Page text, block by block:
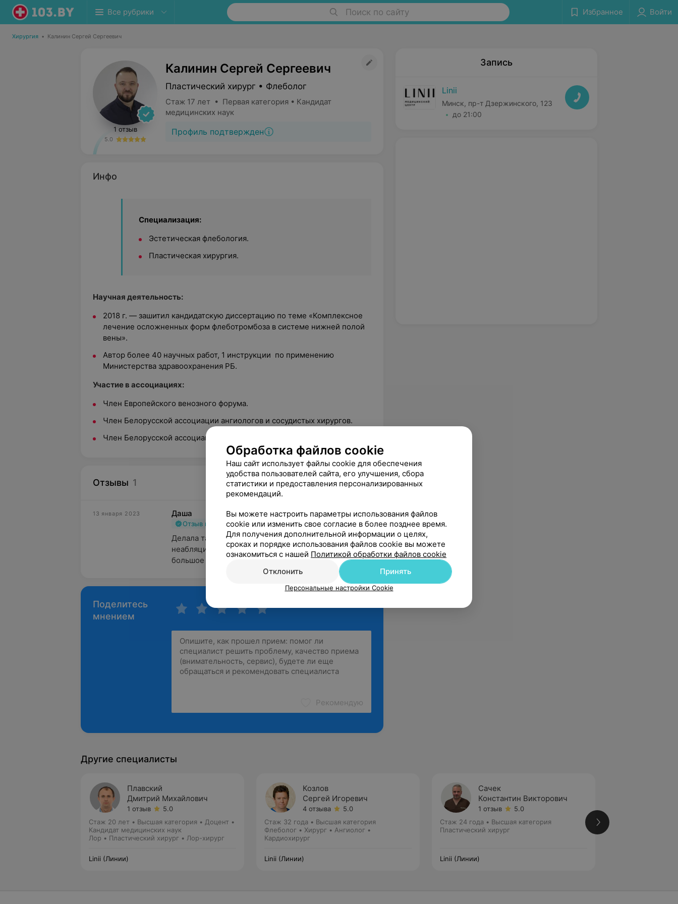
Все рубрики Поиск по сайту Избранное Войти
Хирургия • Калинин Сергей Сергеевич
1 отзыв
5.0
Калинин Сергей Сергеевич
Пластический хирург • Флеболог
Стаж 17 лет • Первая категория • Кандидат
медицинских наук
Профиль подтвержден
Инфо
Специализация:
Эстетическая флебология.
Пластическая хирургия.
Научная деятельность:
2018 г. — зашитил кандидатскую диссертацию по теме «Комплексное
лечение осложненных форм флеботромбоза в системе нижней полой
вены».
Автор более 40 научных работ, 1 инструкции по применению
Министерства здравоохранения РБ.
Участие в ассоциациях:
Член Европейского венозного форума.
Член Белорусской ассоциации ангиологов и сосудистых хирургов.
Член Белорусской ассоциации врачей.
Отзывы 1 Linii, пр-т Дзержинского, 123
13 января 2023 Даша
Отзыв подтвержден Рекомендую
Делала такую интересную процедуру, как
неабляционное лазерная омоложение. Спасибо
большое врачу Сергею Александровичу, к...
Поделитесь
мнением
Рекомендую
Запись
Linii
Минск, пр-т Дзержинского, 123
до 21:00
Другие специалисты
Плавский
Дмитрий Михайлович
1 отзыв
5.0
Стаж 20 лет • Высшая категория • Доцент •
Кандидат медицинских наук
Лор • Пластический хирург • Лор-хирург
Linii (Линии)
Козлов
Сергей Игоревич
4 отзыва
5.0
Стаж 32 года • Высшая категория
Флеболог • Хирург • Ангиолог •
Кардиохирург
Linii (Линии)
Сачек
Константин Викторович
1 отзыв
5.0
Стаж 24 года • Высшая категория
Пластический хирург
Linii (Линии)
Обработка файлов cookie
Наш сайт использует файлы cookie для обеспечения
удобства пользователей сайта, его улучшения, сбора
статистики и предоставления персонализированных
рекомендаций.
Вы можете настроить параметры использования файлов
cookie или изменить свое согласие в более позднее время.
Для получения дополнительной информации о целях,
сроках и порядке использования файлов cookie вы можете
ознакомиться с нашей Политикой обработки файлов cookie
Отклонить
Принять
Персональные настройки Cookie